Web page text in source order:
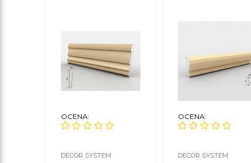
OCENA:
DECOR SYSTEM
OCENA:
DECOR SYSTEM